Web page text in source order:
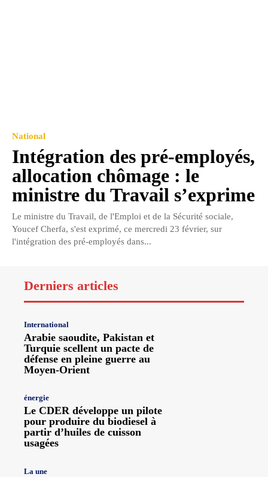
National
Intégration des pré-employés,
allocation chômage : le
ministre du Travail s’exprime
Le ministre du Travail, de l'Emploi et de la Sécurité sociale,
Youcef Cherfa, s'est exprimé, ce mercredi 23 février, sur
l'intégration des pré-employés dans...
Derniers articles
International
Arabie saoudite, Pakistan et
Turquie scellent un pacte de
défense en pleine guerre au
Moyen-Orient
énergie
Le CDER développe un pilote
pour produire du biodiesel à
partir d’huiles de cuisson
usagées
La une